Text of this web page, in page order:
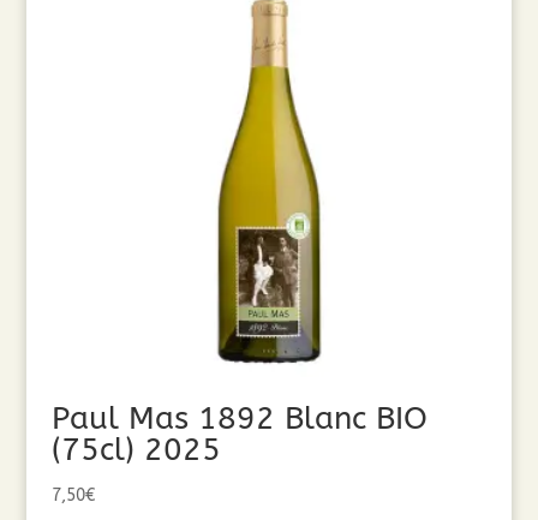
Paul Mas 1892 Blanc BIO
(75cl) 2025
7,50€